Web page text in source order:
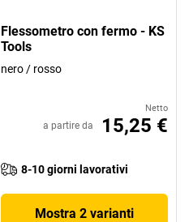
Flessometro con fermo - KS
Tools
nero / rosso
Netto
a partire da 15,25 €
8-10 giorni lavorativi
Mostra 2 varianti